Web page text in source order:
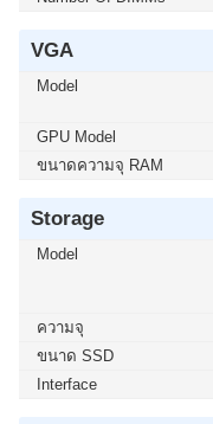
VGA
Model
GPU Model
ขนาดความจุ RAM
Storage
Model
ความจุ
ขนาด SSD
Interface